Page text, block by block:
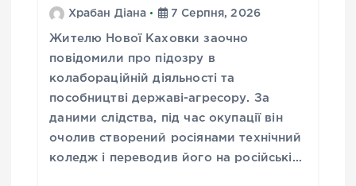
Храбан Діана 7 Серпня, 2026
Жителю Нової Каховки заочно
повідомили про підозру в
колабораційній діяльності та
пособництві державі-агресору. За
даними слідства, під час окупації він
очолив створений росіянами технічний
коледж і переводив його на російські…